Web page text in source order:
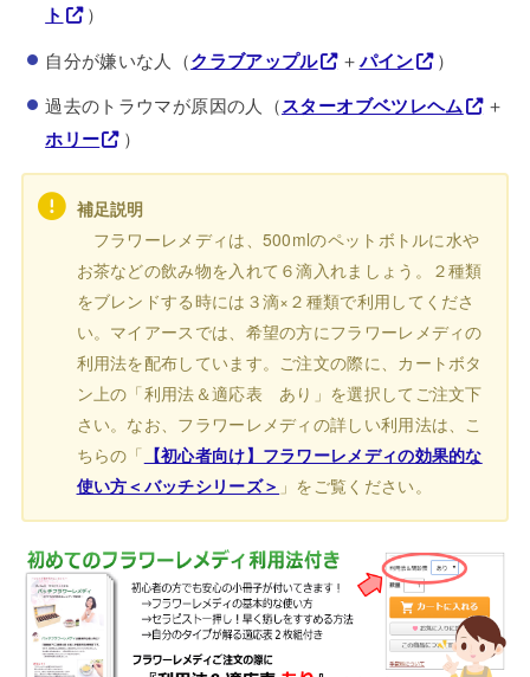
ト
）
自分が嫌いな人（クラブアップル ＋パイン
）
過去のトラウマが原因の人（スターオブベツレヘム ＋
ホリー ）
補足説明
フラワーレメディは、500mlのペットボトルに水や
お茶などの飲み物を入れて６滴入れましょう。２種類
をブレンドする時には３滴×２種類で利用してくださ
い。マイアースでは、希望の方にフラワーレメディの
利用法を配布しています。ご注文の際に、カートボタ
ン上の「利用法＆適応表 あり」を選択してご注文下
さい。なお、フラワーレメディの詳しい利用法は、こ
ちらの「 【初心者向け】フラワーレメディの効果的な
使い方＜バッチシリーズ＞ 」をご覧ください。